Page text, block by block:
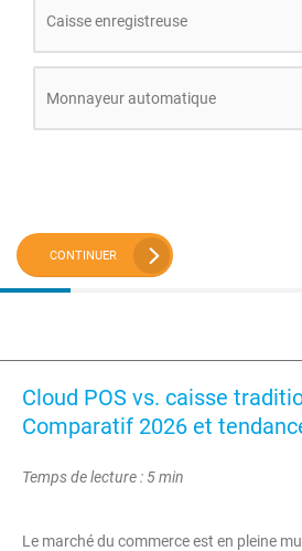
Caisse enregistreuse
Monnayeur automatique
CONTINUER
Cloud POS vs. caisse
Comparatif 2026 et
Temps de lecture : 5 min
Le marché du commerce est en pleine